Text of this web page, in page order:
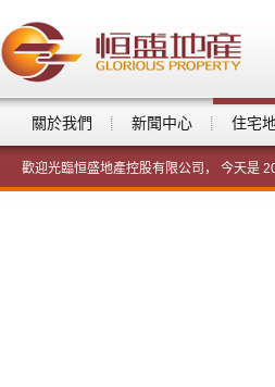
關於我們 新聞中心 住宅
歡迎光臨恒盛地產控股有限公司， 今天是